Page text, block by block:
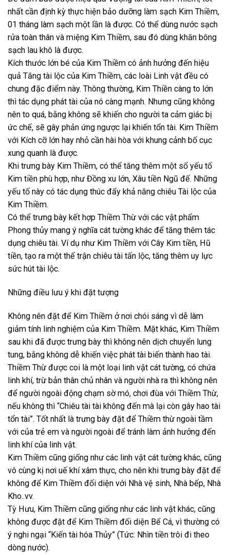
nhất cần định kỳ thực hiện bảo dưỡng làm sạch Kim Thiềm,
01 tháng làm sạch một lần là được. Có thể dùng nước sạch
rửa toàn thân và miệng Kim Thiềm, sau đó dùng khăn bông
sạch lau khô là được.
Kích thước lớn bé của Kim Thiềm có ảnh hưởng đến hiệu
quả Tăng tài lộc của Kim Thiềm, các loài Linh vật đều có
chung đặc điểm này. Thông thường, Kim Thiền càng to lớn
thì tác dụng phát tài của nó càng mạnh. Nhưng cũng không
nên to quá, bằng không sẽ khiến cho người ta cảm giác bị
ức chế, sẽ gây phản ứng ngược lại khiến tổn tài. Kim Thiềm
với Kích cỡ lớn hay nhỏ cần hài hòa với khung cảnh bố cục
xung quanh là được.
Khi trưng bày Kim Thiềm, có thể tăng thêm một số yếu tố
Kim tiền phù hợp, như Đồng xu lớn, Xâu tiền Ngũ đế. Những
yếu tố này có tác dụng thúc đẩy khả năng chiêu Tài lộc của
Kim Thiềm.
Có thể trưng bày kết hợp Thiềm Thừ với các vật phẩm
Phong thủy mang ý nghĩa cát tường khác để tăng thêm tác
dụng chiêu tài. Ví dụ như Kim Thiềm với Cây Kim tiền, Hũ
tiền, tạo ra một thế trận chiêu tài tấn lộc, tăng thêm uy lực
sức hút tài lộc.
Những điều lưu ý khi đặt tượng
Không nên đặt để Kim Thiềm ở nơi chói sáng vì dễ làm
giảm tính linh nghiệm của Kim Thiềm. Mặt khác, Kim Thiềm
sau khi đã được trưng bày thì không nên dịch chuyển lung
tung, bằng không dễ khiến việc phát tài biến thành hao tài.
Thiềm Thừ được coi là một loại linh vật cát tường, có chứa
linh khí, trừ bản thân chủ nhân và người nhà ra thì không nên
để người ngoài động chạm sờ mó, chơi đùa với Thiềm Thừ,
nếu không thì “Chiêu tài tài không đến mà lại còn gây hao tài
tổn tài”. Tốt nhất là trưng bày đặt để Thiềm thừ ngoài tầm
với của trẻ em và người ngoài để tránh làm ảnh hưởng đến
linh khí của linh vật.
Kim Thiềm cũng giống như các linh vật cát tường khác, cũng
vô cùng kị nơi uế khí xâm thực, cho nên khi trưng bày đặt để
không để Kim Thiềm đối diện với Nhà vệ sinh, Nhà bếp, Nhà
Kho..vv.
Tỳ Hưu, Kim Thiềm cũng giống như các linh vật khác, cũng
không được đặt để Kim Thiềm đối diện Bể Cá, vì thường có
ý nghi ngại “Kiến tài hóa Thủy” (Tức: Nhìn tiền trôi đi theo
dòng nước).